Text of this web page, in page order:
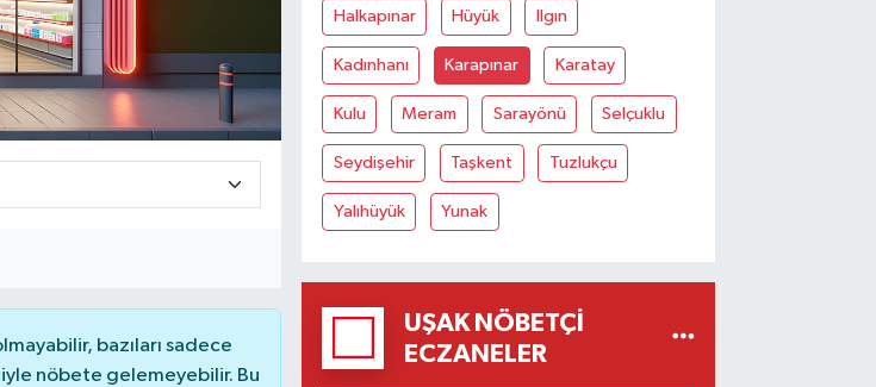
bazıları sadece
nöbete gelemeyebilir. Bu
Halkapınar Hüyük Ilgın
Kadınhanı Karapınar Karatay
Kulu Meram Sarayönü Selçuklu
Seydişehir Taşkent Tuzlukçu
Yalıhüyük Yunak
UŞAK NÖBETÇI
ECZANELER